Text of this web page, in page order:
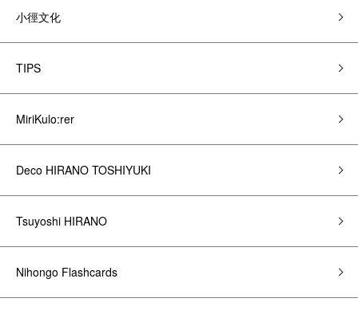
小徑文化
TIPS
MiriKulo:rer
Deco HIRANO TOSHIYUKI
Tsuyoshi HIRANO
Nihongo Flashcards